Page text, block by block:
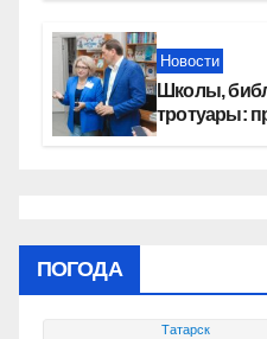
Новости
Школы,
тротуары:
ПОГОДА
Татарск